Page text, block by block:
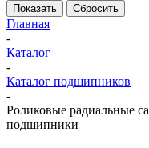
Сбросить
Главная
-
Каталог
-
Каталог подшипников
-
Роликовые радиальные
подшипники